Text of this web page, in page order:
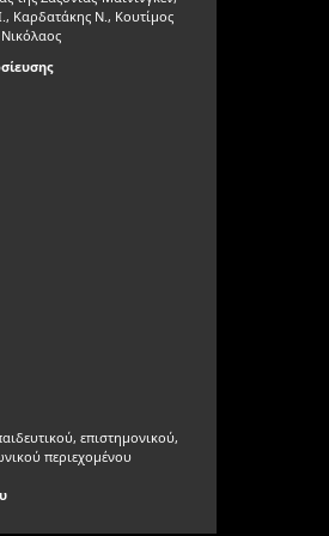
Καρδατάκης Ν., Κουτίμος
επιστημονικού,
περιεχομένου